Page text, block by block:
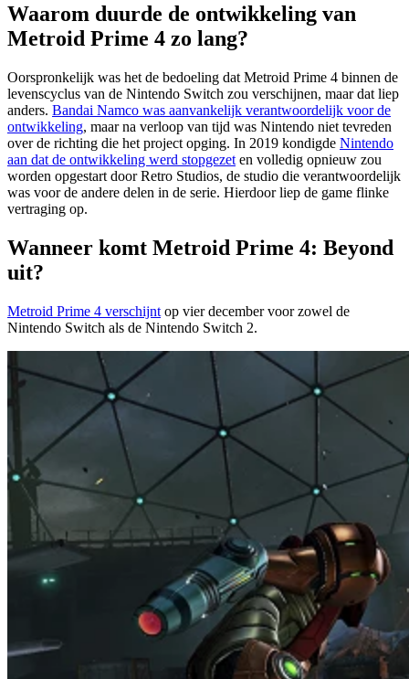
Waarom duurde de ontwikkeling van
Metroid Prime 4 zo lang?
Oorspronkelijk was het de bedoeling dat Metroid Prime 4 binnen de
levenscyclus van de Nintendo Switch zou verschijnen, maar dat liep
anders. Bandai Namco was aanvankelijk verantwoordelijk voor de
ontwikkeling, maar na verloop van tijd was Nintendo niet tevreden
over de richting die het project opging. In 2019 kondigde Nintendo
aan dat de ontwikkeling werd stopgezet en volledig opnieuw zou
worden opgestart door Retro Studios, de studio die verantwoordelijk
was voor de andere delen in de serie. Hierdoor liep de game flinke
vertraging op.
Wanneer komt Metroid Prime 4: Beyond
uit?
Metroid Prime 4 verschijnt op vier december voor zowel de
Nintendo Switch als de Nintendo Switch 2.